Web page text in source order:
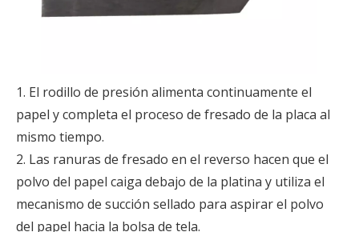
1. El rodillo de presión alimenta continuamente el
papel y completa el proceso de fresado de la placa al
mismo tiempo.
2. Las ranuras de fresado en el reverso hacen que el
polvo del papel caiga debajo de la platina y utiliza el
mecanismo de succión sellado para aspirar el polvo
del papel hacia la bolsa de tela.